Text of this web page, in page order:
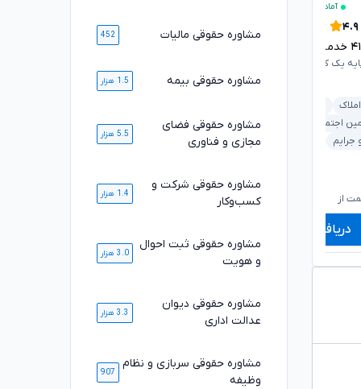
آماده مشاوره فوری
۴.۹
خدمت ارائه شده موفق
یک کانون وکلای دادگستری
اجتماعی
جرایم
خودرو و حمل‌ونقل
از
تومان
۶۷۹,۰۰۰تومان
دریافت مشاوره
خدمت ارائه شده موفق
ملکی و املاک
قرارداد و تعهدات
کیفری و جرایم
خودرو و حمل‌ونقل
۷۲۰,۰۰۰
۵۹۹,۰۰۰
مشاوره حقوقی مالیات 452
مشاوره حقوقی بیمه 1.5 هزار
مشاوره حقوقی فضای
مجازی و فناوری
5.5 هزار
مشاوره حقوقی شرکت و
کسب‌وکار
1.4 هزار
مشاوره حقوقی ثبت احوال
و هویت
3.0 هزار
مشاوره حقوقی دیوان
عدالت اداری
3.3 هزار
مشاوره حقوقی سربازی و نظام
وظیفه
907